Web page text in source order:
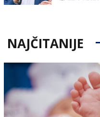
NAJČITANIJE